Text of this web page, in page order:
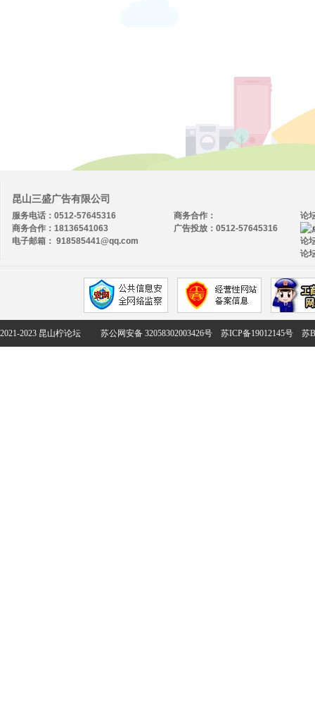
昆山三盛广告有限公司
服务电话：0512-57645316
商务合作：18136541063
电子邮箱： 918585441@qq.com
论
论
论
商务合作：
广告投放：0512-57645316
2021-2023 昆山柠论坛 苏公网安备 32058302003426号 苏ICP备19012145号 苏